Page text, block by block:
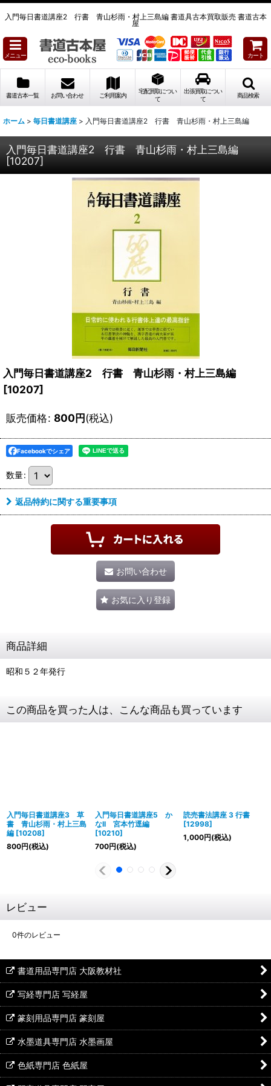
入門毎日書道講座2 行書 青山杉雨・村上三島編 書道具古本買取販売 書道古本
屋
メニュー カート
書道古本一覧 お問い合わせ ご利用案内
宅配買取につい
て
出張買取につい
て
商品検索
ホーム > 毎日書道講座 > 入門毎日書道講座2 行書 青山杉雨・村上三島編
入門毎日書道講座2 行書 青山杉雨・村上三島編
[10207]
入門毎日書道講座2 行書 青山杉雨・村上三島編
[10207]
販売価格: 800円(税込)
Facebookでシェア
数量:
返品特約に関する重要事項
お問い合わせ
お気に入り登録
商品詳細
昭和５２年発行
この商品を買った人は、こんな商品も買っています
入門毎日書道講座3 草
書 青山杉雨・村上三島
編 [10208]
800円(税込)
入門毎日書道講座5 か
なII 宮本竹逕編
[10210]
700円(税込)
読売書法講座 3 行書
[12998]
1,000円(税込)
レビュー
0件のレビュー
書道用品専門店 大阪教材社
写経専門店 写経屋
篆刻用品専門店 篆刻屋
水墨道具専門店 水墨画屋
色紙専門店 色紙屋